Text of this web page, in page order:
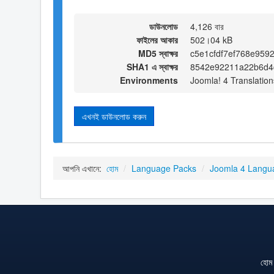
ডাউনলোড
4,126 বার
ফাইলের আকার
502।04 kB
MD5 স্বাক্ষর
SHA1 এ স্বাক্ষর
Environments
Joomla! 4
এখনই ডাউনলোড করুন
আপনি এখানে: হোম / Language Packs / Joomla 4
হোম